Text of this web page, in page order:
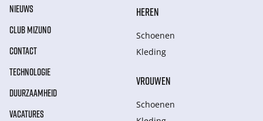
NIEUWS
CLUB MIZUNO
CONTACT
TECHNOLOGIE
DUURZAAMHEID
VACATURES
HEREN
Schoenen
Kleding
VROUWEN
Schoenen